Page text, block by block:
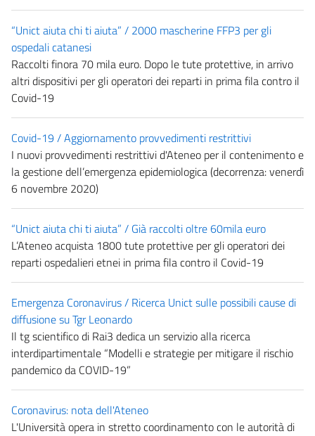
“Unict aiuta chi ti aiuta” / 2000 mascherine FFP3 per gli
ospedali catanesi
Raccolti finora 70 mila euro. Dopo le tute protettive, in arrivo
altri dispositivi per gli operatori dei reparti in prima fila contro il
Covid-19
Covid-19 / Aggiornamento provvedimenti restrittivi
I nuovi provvedimenti restrittivi d'Ateneo per il contenimento e
la gestione dell’emergenza epidemiologica (decorrenza: venerdì
6 novembre 2020)
“Unict aiuta chi ti aiuta” / Già raccolti oltre 60mila euro
L’Ateneo acquista 1800 tute protettive per gli operatori dei
reparti ospedalieri etnei in prima fila contro il Covid-19
Emergenza Coronavirus / Ricerca Unict sulle possibili cause di
diffusione su Tgr Leonardo
Il tg scientifico di Rai3 dedica un servizio alla ricerca
interdipartimentale “Modelli e strategie per mitigare il rischio
pandemico da COVID-19”
Coronavirus: nota dell'Ateneo
L'Università opera in stretto coordinamento con le autorità di